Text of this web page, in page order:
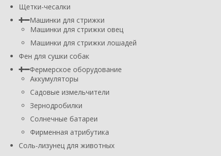
Щетки-чесалки
Машинки для стрижки
Машинки для стрижки овец
Машинки для стрижки лошадей
Фен для сушки собак
Фермерское оборудование
Аккумуляторы
Садовые измельчители
Зернодробилки
Солнечные батареи
Фирменная атрибутика
Соль-лизунец для животных